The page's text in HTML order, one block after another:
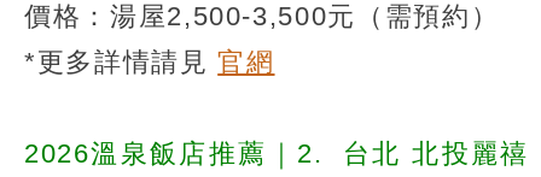
價格：湯屋2,500-3,500元（需預約）
*更多詳情請見官網
2026溫泉飯店推薦｜2.
台北 北投麗禧